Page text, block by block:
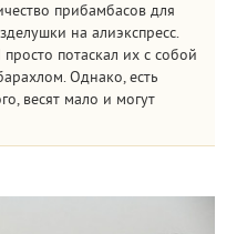
прибамбасов для
на алиэкспресс.
потаскал их с собой
Однако, есть
весят мало и могут